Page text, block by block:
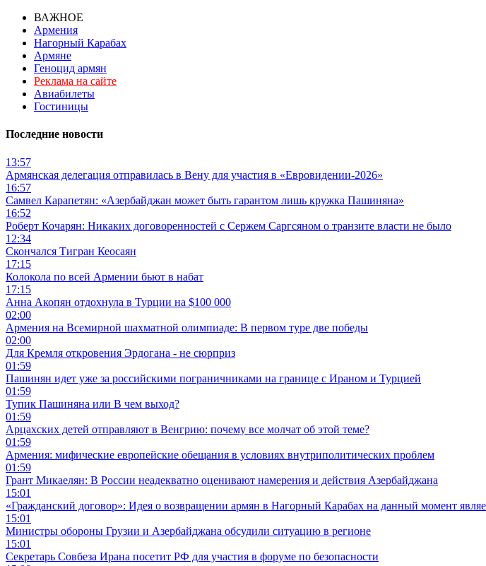
ВАЖНОЕ
Армения
Нагорный Карабах
Армяне
Геноцид армян
Реклама на сайте
Авиабилеты
Гостиницы
Последние новости
13:57
Армянская делегация отправилась в Вену для участия в «Евровидении-2026»
16:57
Самвел Карапетян: «Азербайджан может быть гарантом лишь кружка Пашиняна»
16:52
Роберт Кочарян: Никаких договоренностей с Сержем Саргсяном о транзите власти не было
12:34
Скончался Тигран Кеосаян
17:15
Колокола по всей Армении бьют в набат
17:15
Анна Акопян отдохнула в Турции на $100 000
02:00
Армения на Всемирной шахматной олимпиаде: В первом туре две победы
02:00
Для Кремля откровения Эрдогана - не сюрприз
01:59
Пашинян идет уже за российскими пограничниками на границе с Ираном и Турцией
01:59
Тупик Пашиняна или В чем выход?
01:59
Арцахских детей отправляют в Венгрию: почему все молчат об этой теме?
01:59
Армения: мифические европейские обещания в условиях внутриполитических проблем
01:59
Грант Микаелян: В России неадекватно оценивают намерения и действия Азербайджана
15:01
«Гражданский договор»: Идея о возвращении армян в Нагорный Карабах на данный момент
15:01
Министры обороны Грузии и Азербайджана обсудили ситуацию в регионе
15:01
Секретарь Совбеза Ирана посетит РФ для участия в форуме по безопасности